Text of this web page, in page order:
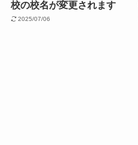
校の校名が変更されます
2025/07/06